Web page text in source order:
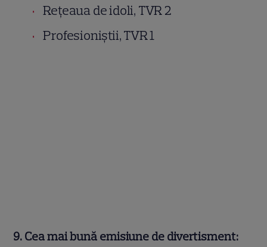
Rețeaua de idoli, TVR 2
Profesioniștii, TVR 1
9. Cea mai bună emisiune de divertisment: